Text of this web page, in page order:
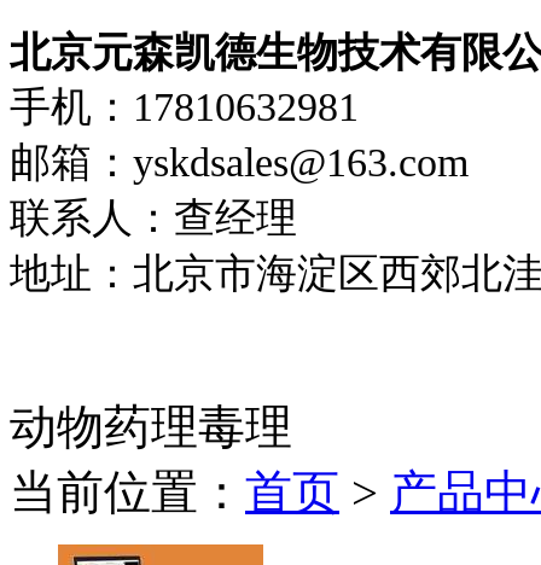
北京元森凯德生物技术有限
手机：17810632981
邮箱：yskdsales@163.com
联系人：查经理
地址：北京市海淀区西郊北
动物药理毒理
当前位置： 首页 > 产品